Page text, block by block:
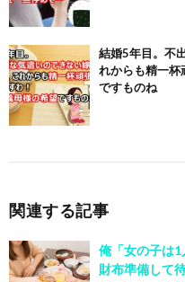
結婚5年目。不
れからも精一杯
ですものね
関連する記事
俺「女の子は
財布準備して